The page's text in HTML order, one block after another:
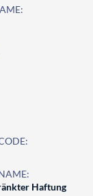
Haftung